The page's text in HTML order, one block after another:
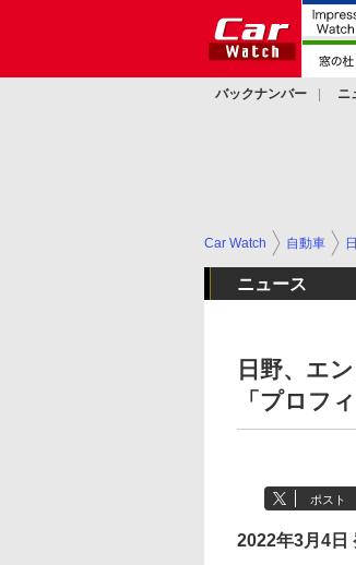
バックナンバー ニ
Car Watch 自動車
ニュース
日野、エ
「プロフ
ポスト
2022年3月4日